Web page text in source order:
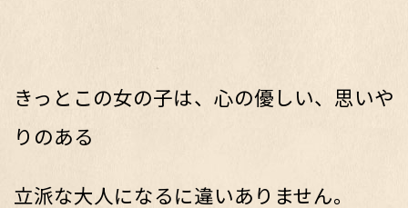
きっとこの女の子は、心の優しい、思いや
りのある
立派な大人になるに違いありません。